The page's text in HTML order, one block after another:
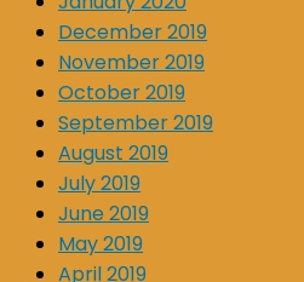
December 2019
November 2019
October 2019
September 2019
August 2019
July 2019
June 2019
May 2019
April 2019